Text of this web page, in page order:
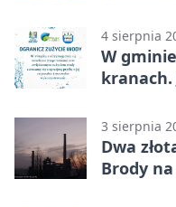
4 sierpnia
W
kranach.
3 sierpnia
Dwa
Brody